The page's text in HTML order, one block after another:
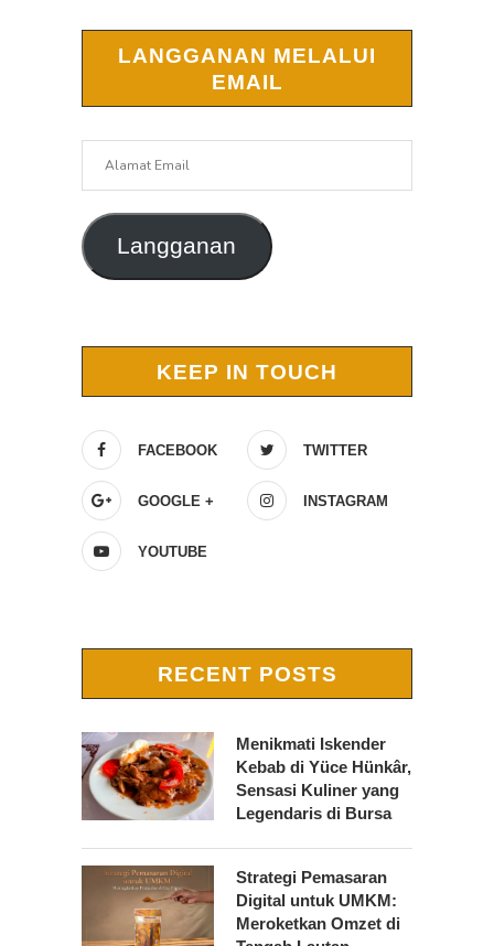
LANGGANAN MELALUI
EMAIL
Langganan
KEEP IN TOUCH
FACEBOOK TWITTER
GOOGLE + INSTAGRAM
YOUTUBE
RECENT POSTS
Menikmati Iskender
Kebab di Yüce Hünkâr,
Sensasi Kuliner yang
Legendaris di Bursa
Strategi Pemasaran
Digital untuk UMKM:
Meroketkan Omzet di